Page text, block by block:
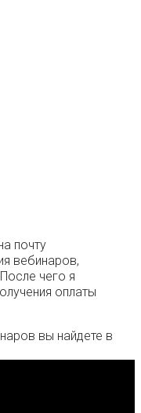
почту
вебинаров,
чего я
оплаты
вы найдете в